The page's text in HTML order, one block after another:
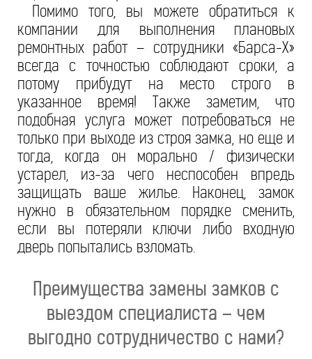
Помимо того, вы можете обратиться к
компании для выполнения плановых
ремонтных работ – сотрудники «Барса-Х»
всегда с точностью соблюдают сроки, а
потому прибудут на место строго в
указанное время! Также заметим, что
подобная услуга может потребоваться не
только при выходе из строя замка, но еще и
тогда, когда он морально / физически
устарел, из-за чего неспособен впредь
защищать ваше жилье. Наконец, замок
нужно в обязательном порядке сменить,
если вы потеряли ключи либо входную
дверь попытались взломать.
Преимущества замены замков с
выездом специалиста – чем
выгодно сотрудничество с нами?